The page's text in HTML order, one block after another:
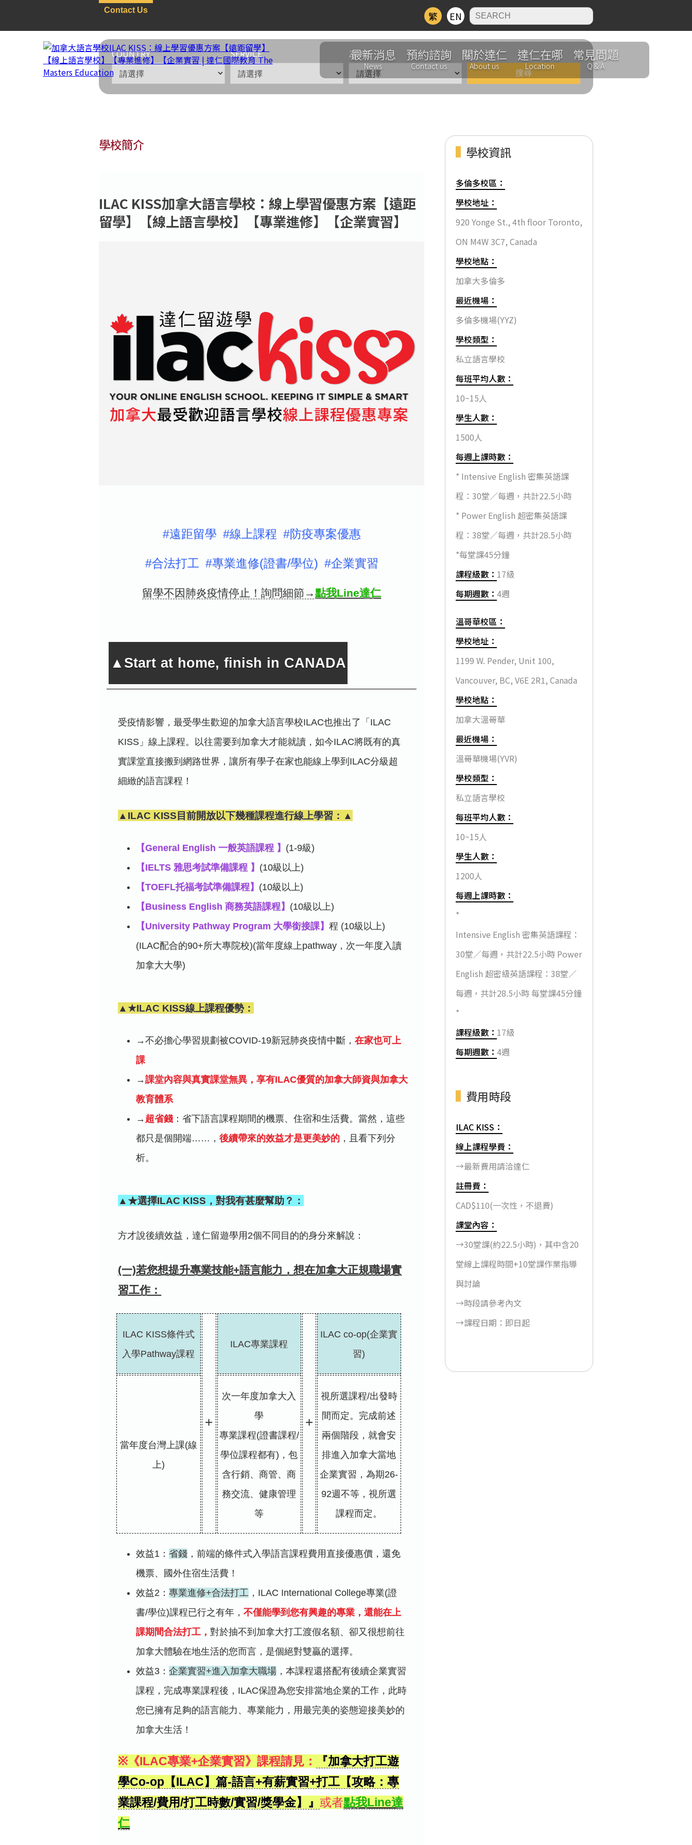
Contact Us 繁 EN
最新消息
News
預約諮詢
Contact us
關於達仁
About us
達仁在哪
Location
常見問題
Q & A
加拿大語言學校ILAC KISS：線上學習優惠方案【遠距留學】【線上語言學校】【專業進修】【企業
實習
COUNTRY SERVICE ZONE
學校簡介
ILAC KISS加拿大語言學校：線上學習優惠方案【遠距
留學】【線上語言學校】【專業進修】【企業實習】
#遠距留學 #線上課程 #防疫專案優惠
#合法打工 #專業進修(證書/學位) #企業實習
留學不因肺炎疫情停止！詢問細節→點我Line達仁
▲Start at home, finish in CANADA
受疫情影響，最受學生歡迎的加拿大語言學校ILAC也推出了「ILAC
KISS」線上課程。以往需要到加拿大才能就讀，如今ILAC將既有的真
實課堂直接搬到網路世界，讓所有學子在家也能線上學到ILAC分級超
細緻的語言課程！
▲ILAC KISS目前開放以下幾種課程進行線上學習：▲
【General English 一般英語課程 】 (1-9級)
【IELTS 雅思考試準備課程 】 (10級以上)
【TOEFL托福考試準備課程】 (10級以上)
【Business English 商務英語課程】 (10級以上)
【University Pathway Program 大學銜接課】 程 (10級以上)
(ILAC配合的90+所大專院校)(當年度線上pathway，次一年度入讀
加拿大大學)
▲★ILAC KISS線上課程優勢：
→不必擔心學習規劃被COVID-19新冠肺炎疫情中斷， 在家也可上
課
→課堂內容與真實課堂無異，享有ILAC優質的加拿大師資與加拿大
教育體系
→ 超省錢：省下語言課程期間的機票、住宿和生活費。當然，這些
都只是個開端……， 後續帶來的效益才是更美妙的，且看下列分
析。
▲★選擇ILAC KISS，對我有甚麼幫助？：
方才說後續效益，達仁留遊學用2個不同目的的身分來解說：
(一)若您想提升專業技能+語言能力，想在加拿大正規職場實
習工作：
ILAC KISS條件式
入學Pathway課程
+
ILAC專業課程
+
ILAC co-op(企業實
習)
當年度台灣上課(線
上)
次一年度加拿大入
學
專業課程(證書課程/
學位課程都有)，包
含行銷、商管、商
務交流、健康管理
等
視所選課程/出發時
間而定。完成前述
兩個階段，就會安
排進入加拿大當地
企業實習，為期26-
92週不等，視所選
課程而定。
效益1： 省錢，前端的條件式入學語言課程費用直接優惠價，還免
機票、國外住宿生活費！
效益2： 專業進修+合法打工 ，ILAC International College專業(證
書/學位)課程已行之有年， 不僅能學到您有興趣的專業，還能在上
課期間合法打工， 對於抽不到加拿大打工渡假名額、卻又很想前往
加拿大體驗在地生活的您而言，是個絕對雙贏的選擇。
效益3： 企業實習+進入加拿大職場，本課程還搭配有後續企業實習
課程，完成專業課程後，ILAC保證為您安排當地企業的工作，此時
您已擁有足夠的語言能力、專業能力，用最完美的姿態迎接美妙的
加拿大生活！
※《ILAC專業+企業實習》課程請見：
『加拿大打工遊
學Co-op【ILAC】篇-語言+有薪實習+打工【攻略：專
業課程/費用/打工時數/實習/獎學金】』或者點我Line達
仁
學校資訊
多倫多校區：
學校地址：
920 Yonge St., 4th floor Toronto,
ON M4W 3C7, Canada
學校地點：
加拿大多倫多
最近機場：
多倫多機場(YYZ)
學校類型：
私立語言學校
每班平均人數：
10~15人
學生人數：
1500人
每週上課時數：
* Intensive English 密集英語課
程：30堂／每週，共計22.5小時
* Power English 超密集英語課
程：38堂／每週，共計28.5小時
*每堂課45分鐘
課程級數： 17級
每期週數： 4週
溫哥華校區：
學校地址：
1199 W. Pender, Unit 100,
Vancouver, BC, V6E 2R1, Canada
學校地點：
加拿大溫哥華
最近機場：
溫哥華機場(YVR)
學校類型：
私立語言學校
每班平均人數：
10~15人
學生人數：
1200人
每週上課時數：
*
Intensive English 密集英語課程：
30堂／每週，共計22.5小時 Power
English 超密級英語課程：38堂／
每週，共計28.5小時 每堂課45分鐘
*
課程級數： 17級
每期週數： 4週
費用時段
ILAC KISS：
線上課程學費：
→最新費用請洽達仁
註冊費：
CAD$110(一次性，不退費)
課堂內容：
→30堂課(約22.5小時)，其中含20
堂線上課程時間+10堂課作業指導
與討論
→時段請參考內文
→課程日期：即日起